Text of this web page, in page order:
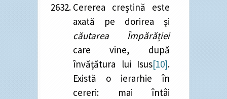
Cererea creștină este
axată pe dorirea și
căutarea Împărăției
care vine, după
învățătura lui Isus[10].
Există o ierarhie în
cereri: mai întâi